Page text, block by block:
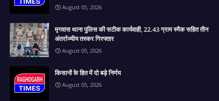
August 05, 2026
मृगवास थाना पुलिस की सटीक कार्यवाही, 22.43 ग्राम स्मैक सहित तीन
अंतर्राज्यीय तस्कर गिरफ्तार
August 05, 2026
किसानों के हित में दो बड़े निर्णय
August 05, 2026